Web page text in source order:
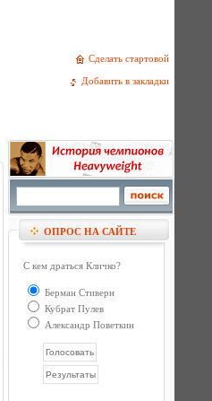
Сделать стартовой
Добавить в закладки
ОПРОС НА САЙТЕ
С кем драться Кличко?
Берман Стиверн
Кубрат Пулев
Александр Поветкин